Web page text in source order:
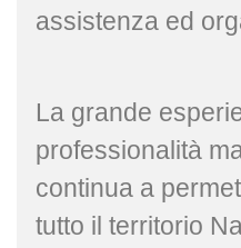
assistenza ed
La grande
professionalità
continua a
tutto il territorio